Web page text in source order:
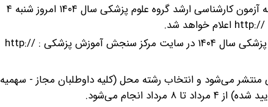
کارنامه علمی داوطلبان حاضر در جلسه آزمون کارشناسی ارشد گروه علوم پزشکی سال ۱۴۰۴ امروز شنبه ۴
در حال حاضر دفترچه انتخاب رشته آزمون کارشناسی ارشد گروه علوم پزشکی سال ۱۴۰۴ در سایت مرکز سنجش آموزش پزشکی : http://
آموزش پزشکی منتشر می‌شود و انتخاب رشته محل (کلیه داوطلبان مجاز - سهمیه
انجام می‌شود.